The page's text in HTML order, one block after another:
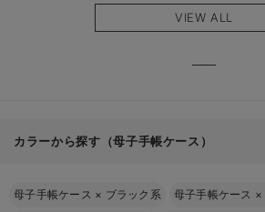
も長く使える】
VIEW ALL
カラーから探す（母子手帳ケース）
母子手帳ケース × ブラック系 母子手帳ケース ×